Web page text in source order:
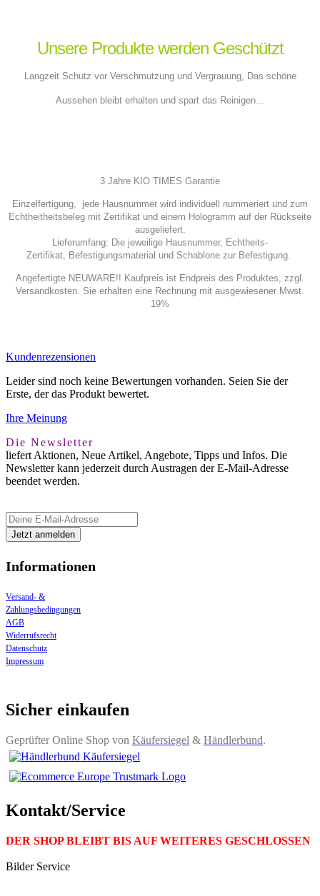
Unsere Produkte werden Geschützt
Langzeit Schutz vor Verschmutzung und Vergrauung, Das schöne
Aussehen bleibt erhalten und spart das Reinigen...
3 Jahre KIO TIMES Garantie
Einzelfertigung, jede Hausnummer wird individuell nummeriert und zum
Echtheitheitsbeleg mit Zertifikat und einem Hologramm auf der Rückseite
ausgeliefert.
Lieferumfang: Die jeweilige Hausnummer, Echtheits-
Zertifikat, Befestigungsmaterial und Schablone zur Befestigung.
Angefertigte N EUWARE!! Kaufpreis ist Endpreis des Produktes, zzgl.
Versandkosten. Sie erhalten eine Rechnung mit ausgewiesener Mwst.
19%
Kundenrezensionen
Leider sind noch keine Bewertungen vorhanden. Seien Sie der
Erste, der das Produkt bewertet.
Ihre Meinung
Die Newsletter
liefert Aktionen, Neue Artikel, Angebote, Tipps und Infos. Die
Newsletter kann jederzeit durch Austragen der E-Mail-Adresse
beendet werden.
Informationen
Versand- &
Zahlungsbedingungen
AGB
Widerrufsrecht
Datenschutz
Impressum
Sicher einkaufen
Geprüfter Online Shop von Käufersiegel & Händlerbund.
Kontakt/Service
DER SHOP BLEIBT BIS AUF WEITERES GESCHLOSSEN
Bilder Service